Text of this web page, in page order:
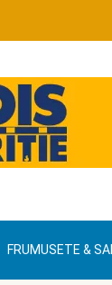
FRUMUSETE &